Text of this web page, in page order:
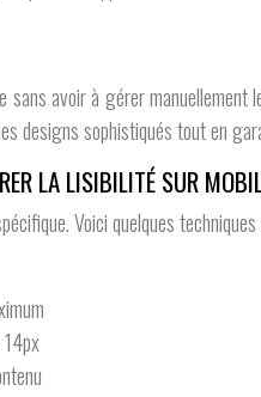
avoir à gérer
designs sophistiqués tout en
LA LISIBILITÉ SUR
Voici quelques